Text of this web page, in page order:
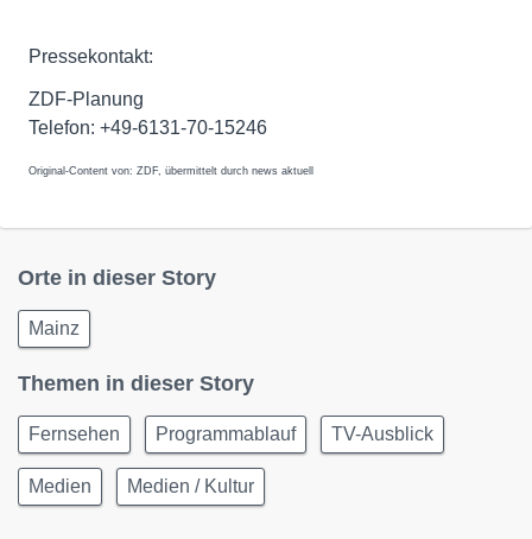
Pressekontakt:
ZDF-Planung
Telefon: +49-6131-70-15246
Original-Content von: ZDF, übermittelt durch news aktuell
Orte in dieser Story
Mainz
Themen in dieser Story
Fernsehen Programmablauf TV-Ausblick
Medien Medien / Kultur